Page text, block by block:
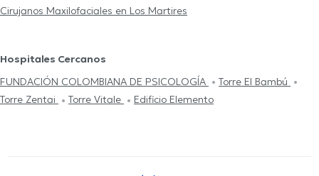
Cirujanos Maxilofaciales en Los Martires
Hospitales Cercanos
FUNDACIÓN COLOMBIANA DE PSICOLOGÍA
Torre El Bambú
Torre Zentai
Torre Vitale Edificio Elemento